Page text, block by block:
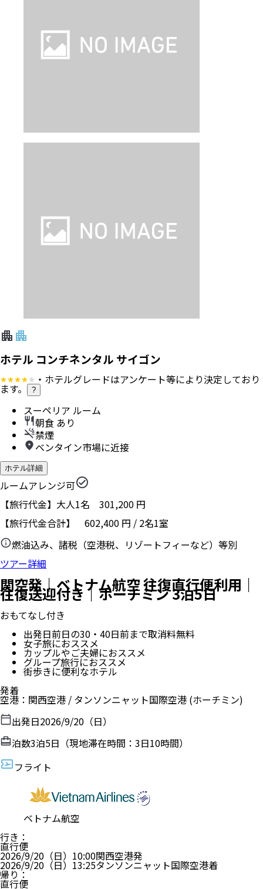
ホテル コンチネンタル サイゴン
・ホテルグレードはアンケート等により決定しており
ます。 ?
スーペリア ルーム
朝食 あり
禁煙
ベンタイン市場に近接
ホテル詳細
ルームアレンジ可
【旅行代金】大人1名 301,200 円
【旅行代金合計】 602,400 円 / 2名1室
燃油込み、諸税（空港税、リゾートフィーなど）等別
ツアー詳細
関空発｜ベトナム航空 往復直行便利用｜
往復送迎付き｜ホーチミン 3泊5日
おもてなし付き
出発日前日の30・40日前まで取消料無料
女子旅におススメ
カップルやご夫婦におススメ
グループ旅行におススメ
街歩きに便利なホテル
発着
空港 ： 関西空港 / タンソンニャット国際空港 (ホーチミン)
出発日2026/9/20（日）
泊数3泊5日（現地滞在時間： 3日10時間）
フライト
ベトナム航空
行き ：
直行便
2026/9/20（日） 10:00関西空港発
2026/9/20（日） 13:25タンソンニャット国際空港着
帰り ：
直行便